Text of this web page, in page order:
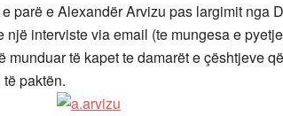
parë e Alexandër Arvizu pas largimit nga
një interviste via email (te mungesa e
munduar të kapet te damarët e çështjeve
paktën.